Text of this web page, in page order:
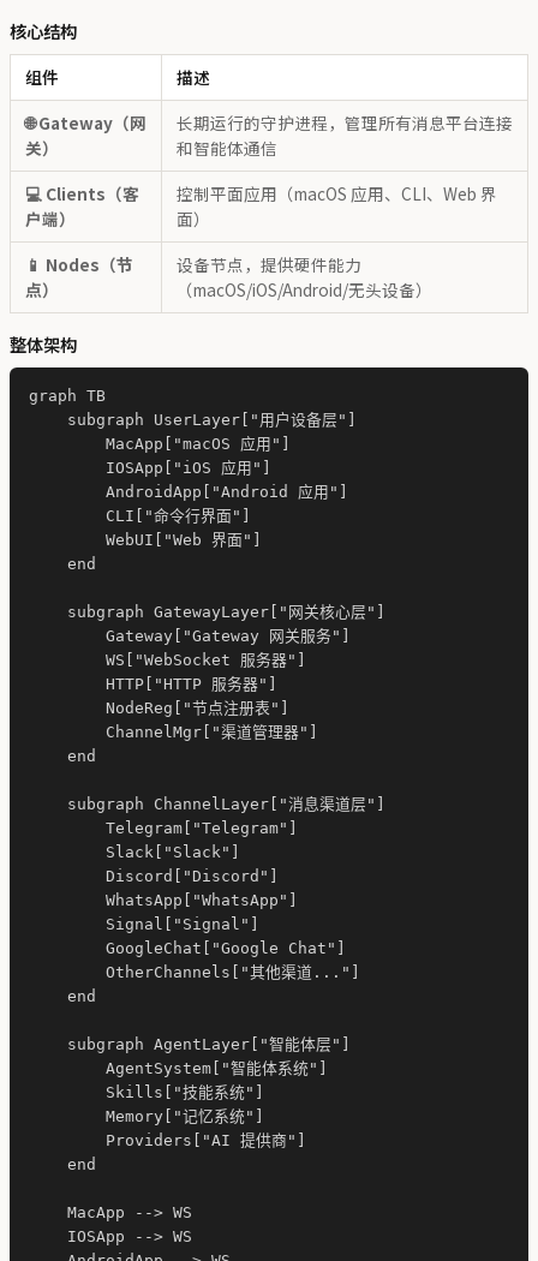
核心结构
组件
描述
🌐 Gateway（网
关）
长期运行的守护进程，管理所有消息平台连接
和智能体通信
💻 Clients（客
户端）
控制平面应用（macOS 应用、CLI、Web 界
面）
📱 Nodes（节
点）
设备节点，提供硬件能力
（macOS/iOS/Android/无头设备）
整体架构
graph TB
    subgraph UserLayer["用户设备层"]
        MacApp["macOS 应用"]
        IOSApp["iOS 应用"]
        AndroidApp["Android 应用"]
        CLI["命令行界面"]
        WebUI["Web 界面"]
    end
    subgraph GatewayLayer["网关核心层"]
        Gateway["Gateway 网关服务"]
        WS["WebSocket 服务器"]
        HTTP["HTTP 服务器"]
        NodeReg["节点注册表"]
        ChannelMgr["渠道管理器"]
    end
    subgraph ChannelLayer["消息渠道层"]
        Telegram["Telegram"]
        Slack["Slack"]
        Discord["Discord"]
        WhatsApp["WhatsApp"]
        Signal["Signal"]
        GoogleChat["Google Chat"]
        OtherChannels["其他渠道..."]
    end
    subgraph AgentLayer["智能体层"]
        AgentSystem["智能体系统"]
        Skills["技能系统"]
        Memory["记忆系统"]
        Providers["AI 提供商"]
    end
    MacApp --> WS
    IOSApp --> WS